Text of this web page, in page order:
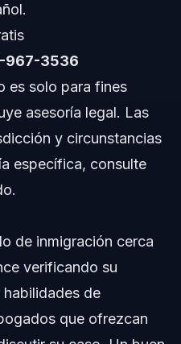
Abogado de
de Vasquez
Abogado
de inmigración en
con un buen abogado
inmigración cerca de mí es
967-3536
es solo para fines
asesoría legal. Las
y circunstancias
específica, consulte
de inmigración cerca
verificando su
de
que ofrezcan